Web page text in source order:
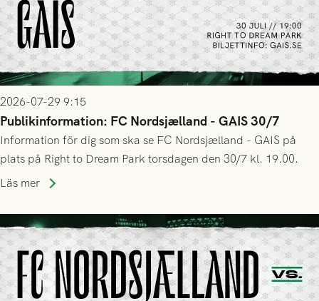
2026-07-29 9:15
Publikinformation: FC Nordsjælland - GAIS 30/7
Information för dig som ska se FC Nordsjælland - GAIS på
plats på Right to Dream Park torsdagen den 30/7 kl. 19.00.
Läs mer